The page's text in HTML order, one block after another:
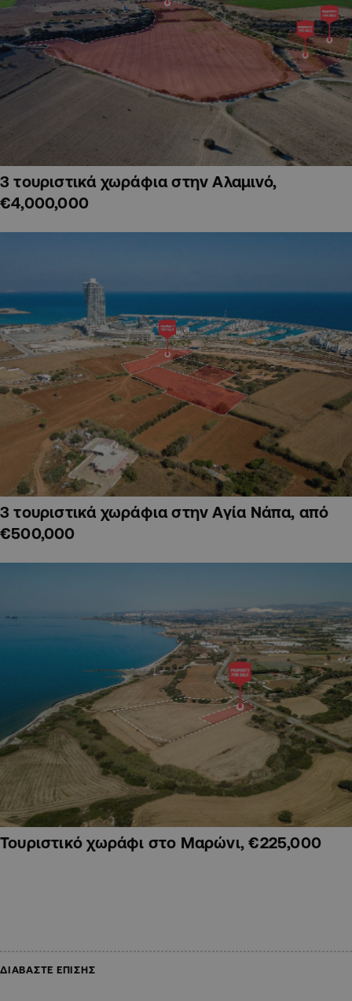
3 τουριστικά χωράφια στην Αλαμινό,
€4,000,000
3 τουριστικά χωράφια στην Αγία Νάπα, από
€500,000
Τουριστικό χωράφι στο Μαρώνι, €225,000
ΔΙΑΒΑΣΤΕ ΕΠΙΣΗΣ